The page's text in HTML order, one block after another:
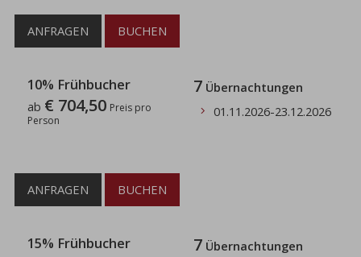
ANFRAGEN BUCHEN
10% Frühbucher
ab € 704,50 Preis pro
Person
7 Übernachtungen
01.11.2026-23.12.2026
ANFRAGEN BUCHEN
15% Frühbucher 7 Übernachtungen